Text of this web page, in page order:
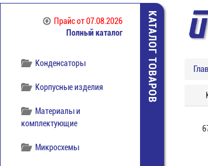
Прайсот 07.08.2026
Полный каталог
отечественная
Компоненты
Конденсаторы
Корпусные изделия
Материалы и
комплектующие
Микросхемы
КАТАЛОГ ТОВАРОВ